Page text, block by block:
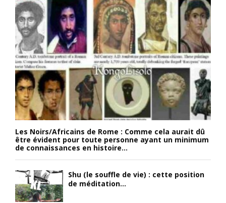
Les Noirs/Africains de Rome : Comme cela aurait dû
être évident pour toute personne ayant un minimum
de connaissances en histoire...
Shu (le souffle de vie) : cette position
de méditation...